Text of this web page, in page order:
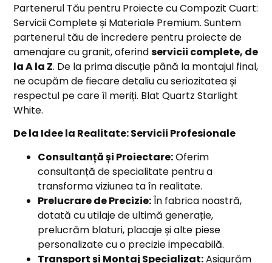
Partenerul Tău pentru Proiecte cu Compozit Cuart:
Servicii Complete și Materiale Premium. Suntem
partenerul tău de încredere pentru proiecte de
amenajare cu granit, oferindservicii complete, de
la A la Z. De la prima discuție până la montajul final,
ne ocupăm de fiecare detaliu cu seriozitatea și
respectul pe care îl meriți. Blat Quartz Starlight
White.
De la Idee la Realitate: Servicii Profesionale
Consultanță și Proiectare:Oferim
consultanță de specialitate pentru a
transforma viziunea ta în realitate.
Prelucrare de Precizie:În fabrica noastră,
dotată cu utilaje de ultimă generație,
prelucrăm blaturi, placaje și alte piese
personalizate cu o precizie impecabilă.
Transport și Montaj Specializat:Asigurăm